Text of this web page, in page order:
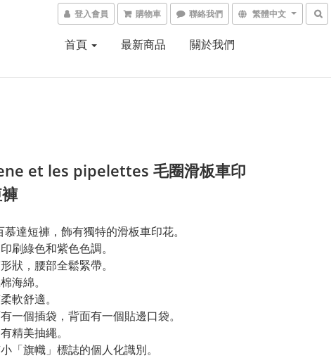
登入會員 購物車 聯絡我們 繁體中文
首頁 最新商品 關於我們
et les pipelettes 毛圈滑板車印
慕達短褲，飾有獨特的滑板車印花。
刷綠色和紫色色調。
狀，腰部全鬆緊帶。
海綿。
軟舒適。
一個插袋，背面有一個貼邊口袋。
精美抽繩。
「旗幟」標誌的個人化識別。